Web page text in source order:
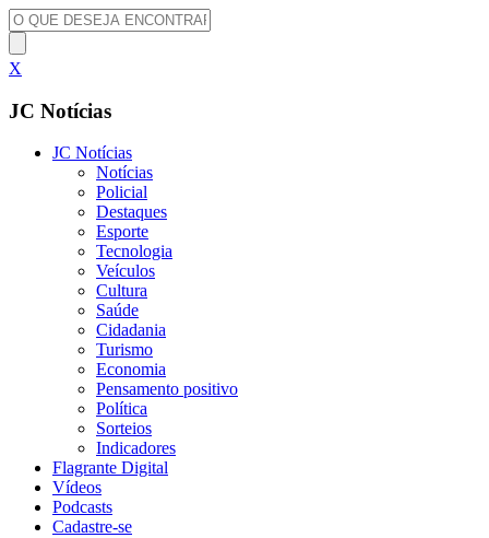
X
JC Notícias
JC Notícias
Notícias
Policial
Destaques
Esporte
Tecnologia
Veículos
Cultura
Saúde
Cidadania
Turismo
Economia
Pensamento positivo
Política
Sorteios
Indicadores
Flagrante Digital
Vídeos
Podcasts
Cadastre-se